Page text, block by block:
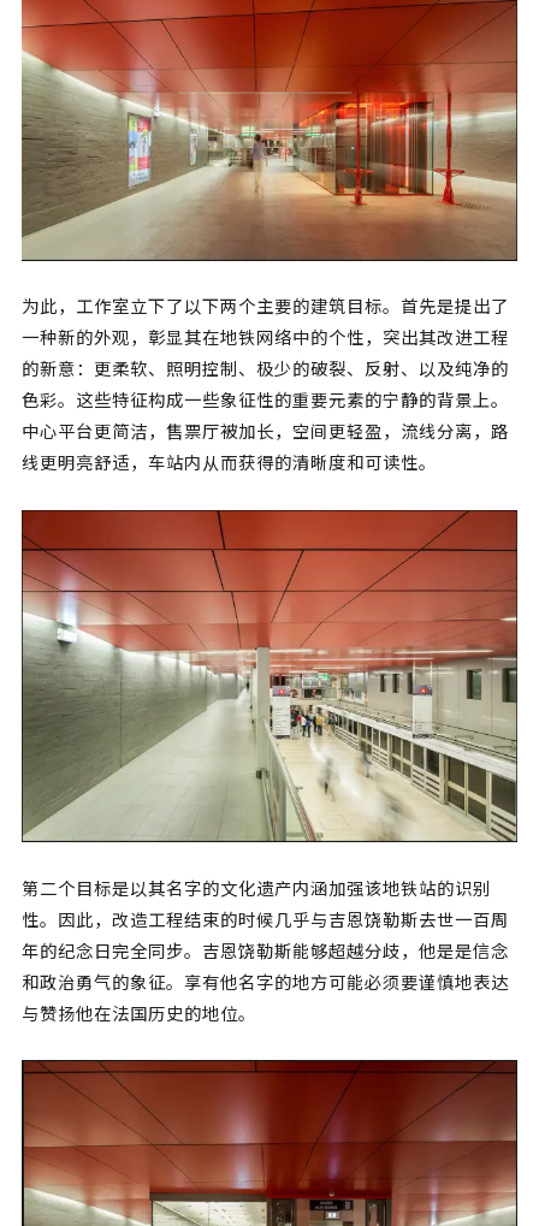
为此，工作室立下了以下两个主要的建筑目标。首先是提出了
一种新的外观，彰显其在地铁网络中的个性，突出其改进工程
的新意：更柔软、照明控制、极少的破裂、反射、以及纯净的
色彩。这些特征构成一些象征性的重要元素的宁静的背景上。
中心平台更简洁，售票厅被加长，空间更轻盈，流线分离，路
线更明亮舒适，车站内从而获得的清晰度和可读性。
第二个目标是以其名字的文化遗产内涵加强该地铁站的识别
性。因此，改造工程结束的时候几乎与吉恩饶勒斯去世一百周
年的纪念日完全同步。吉恩饶勒斯能够超越分歧，他是是信念
和政治勇气的象征。享有他名字的地方可能必须要谨慎地表达
与赞扬他在法国历史的地位。